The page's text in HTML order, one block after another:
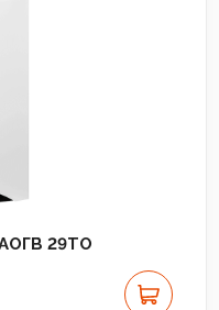
29TO